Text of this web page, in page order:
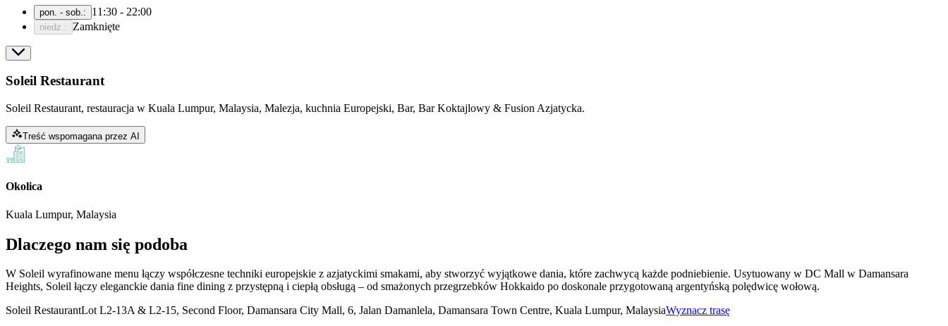
pon. - sob. : 11:30 - 22:00
niedz. : Zamknięte
Soleil Restaurant
Soleil Restaurant, restauracja w Kuala Lumpur, Malaysia, Malezja, kuchnia Europejski, Bar, Bar Koktajlowy & Fusion Azjatycka.
Treść wspomagana przez AI
Okolica
Kuala Lumpur, Malaysia
Dlaczego nam się podoba
W Soleil wyrafinowane menu łączy współczesne techniki europejskie z azjatyckimi smakami, aby stworzyć wyjątkowe dania, które zachwycą każde podniebienie. Usytuowany w DC Mall w Damansara
Heights, Soleil łączy eleganckie dania fine dining z przystępną i ciepłą obsługą – od smażonych przegrzebków Hokkaido po doskonale przygotowaną argentyńską polędwicę wołową.
Soleil RestaurantLot L2-13A & L2-15, Second Floor, Damansara City Mall, 6, Jalan Damanlela, Damansara Town Centre, Kuala Lumpur, MalaysiaWyznacz trasę